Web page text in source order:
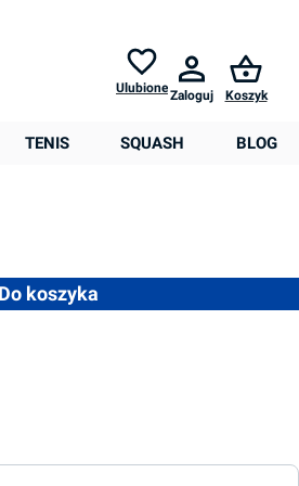
UlubioneZaloguj Koszyk
TENIS SQUASH BLOG
aby zwiększyć lub zmniejszyć
Do koszyka